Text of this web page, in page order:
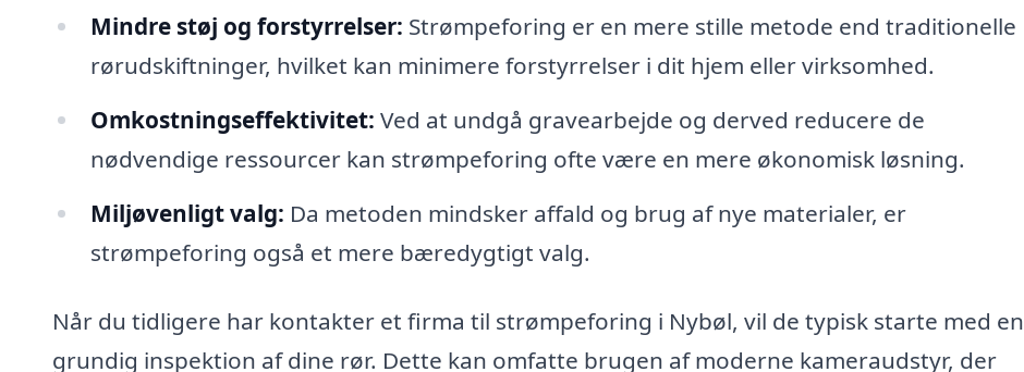
Mindre støj og forstyrrelser: Strømpeforing er en mere stille metode end traditionelle
rørudskiftninger, hvilket kan minimere forstyrrelser i dit hjem eller virksomhed.
Omkostningseffektivitet: Ved at undgå gravearbejde og derved reducere de
nødvendige ressourcer kan strømpeforing ofte være en mere økonomisk løsning.
Miljøvenligt valg: Da metoden mindsker affald og brug af nye materialer, er
strømpeforing også et mere bæredygtigt valg.
Når du tidligere har kontakter et firma til strømpeforing i Nybøl, vil de typisk starte med en
grundig inspektion af dine rør. Dette kan omfatte brugen af moderne kameraudstyr, der